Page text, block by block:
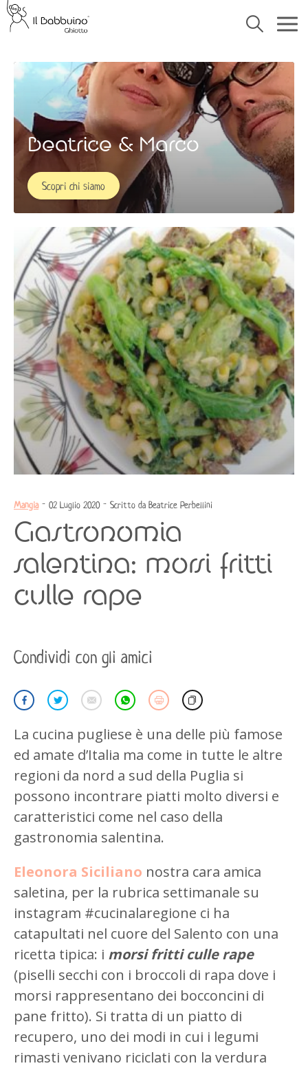
Beatrice & Marco
Scopri chi siamo
Mangia- 02 Luglio 2020 - Scritto da Beatrice Perbellini
Gastronomia
salentina: morsi fritti
culle rape
Condividi con gli amici
La cucina pugliese è una delle più famose
ed amate d’Italia ma come in tutte le altre
regioni da nord a sud della Puglia si
possono incontrare piatti molto diversi e
caratteristici come nel caso della
gastronomia salentina.
Eleonora Siciliano nostra cara amica
saletina, per la rubrica settimanale su
instagram #cucinalaregione ci ha
catapultati nel cuore del Salento con una
ricetta tipica: i morsi fritti culle rape
(piselli secchi con i broccoli di rapa dove i
morsi rappresentano dei bocconcini di
pane fritto). Si tratta di un piatto di
recupero, uno dei modi in cui i legumi
rimasti venivano riciclati con la verdura